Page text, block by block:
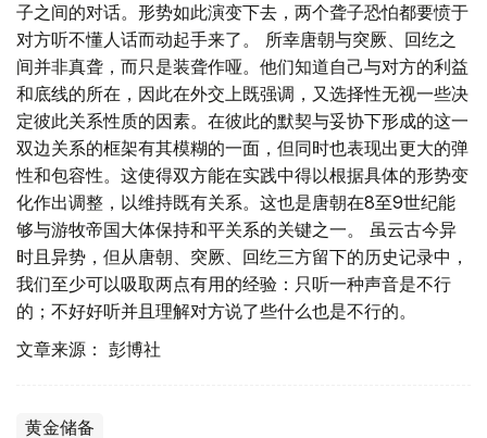
子之间的对话。形势如此演变下去，两个聋子恐怕都要愤于
对方听不懂人话而动起手来了。 所幸唐朝与突厥、回纥之
间并非真聋，而只是装聋作哑。他们知道自己与对方的利益
和底线的所在，因此在外交上既强调，又选择性无视一些决
定彼此关系性质的因素。在彼此的默契与妥协下形成的这一
双边关系的框架有其模糊的一面，但同时也表现出更大的弹
性和包容性。这使得双方能在实践中得以根据具体的形势变
化作出调整，以维持既有关系。这也是唐朝在8至9世纪能
够与游牧帝国大体保持和平关系的关键之一。 虽云古今异
时且异势，但从唐朝、突厥、回纥三方留下的历史记录中，
我们至少可以吸取两点有用的经验：只听一种声音是不行
的；不好好听并且理解对方说了些什么也是不行的。
文章来源： 彭博社
黄金储备